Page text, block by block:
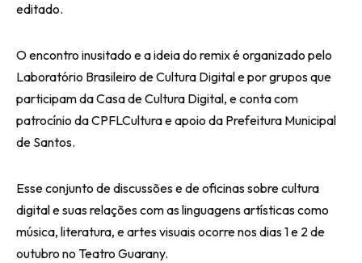
editado.
O encontro inusitado e a ideia do remix é organizado pelo
Laboratório Brasileiro de Cultura Digital e por grupos que
participam da Casa de Cultura Digital, e conta com
patrocínio da CPFLCultura e apoio da Prefeitura Municipal
de Santos.
Esse conjunto de discussões e de oficinas sobre cultura
digital e suas relações com as linguagens artísticas como
música, literatura, e artes visuais ocorre nos dias 1 e 2 de
outubro no Teatro Guarany.